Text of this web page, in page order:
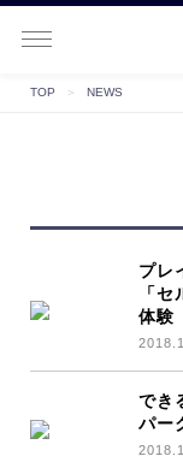
TOP ＞ NEWS
プレ
「
体験
でき
パー